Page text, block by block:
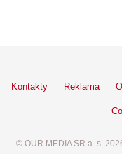
Kontakty Reklama
© OUR MEDIA SR a. s.